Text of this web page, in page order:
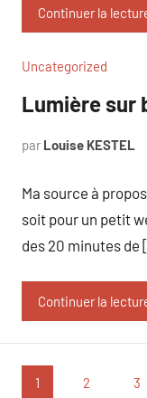
Continuer la
Uncategorized
Lumière sur
par Louise KESTEL
Ma source à
soit pour un petit
des 20 minutes
Continuer la
Pagination
1 2 3